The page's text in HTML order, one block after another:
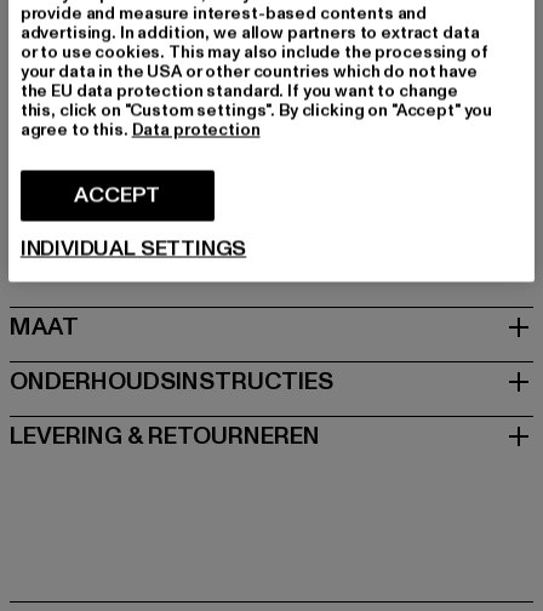
Kategori: T-Shirts
Kleur: schwarz
Kleur fabrikant: black
Materiële samenstelling: 64% Polyester, 36% Polyamide
Art.Nr: 26041451-00007
Fabrikant: Urban Styles Agency GmbH & Co. KG |
agentur@urbanstylesagency.com
Schanzenstraße 41 | 51063 Köln | DE
MAAT
ONDERHOUDSINSTRUCTIES
LEVERING & RETOURNEREN
provide and measure interest-based contents and
advertising. In addition, we allow partners to extract data
or to use cookies. This may also include the processing of
your data in the USA or other countries which do not have
the EU data protection standard. If you want to change
this, click on "Custom settings". By clicking on "Accept" you
agree to this. Data protection
ACCEPT
INDIVIDUAL SETTINGS